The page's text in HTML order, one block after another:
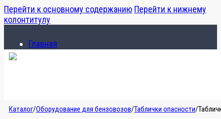
Перейти к основному содержанию Перейти к нижнему
колонтитулу
Главная
Каталог
Каталог/Оборудование для бензовозов/Таблички опасности/